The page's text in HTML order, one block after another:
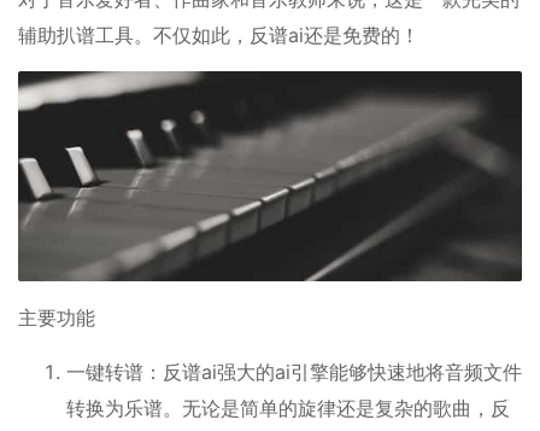
辅助扒谱工具。不仅如此，反谱ai还是免费的！
主要功能
一键转谱：反谱ai强大的ai引擎能够快速地将音频文件
转换为乐谱。无论是简单的旋律还是复杂的歌曲，反